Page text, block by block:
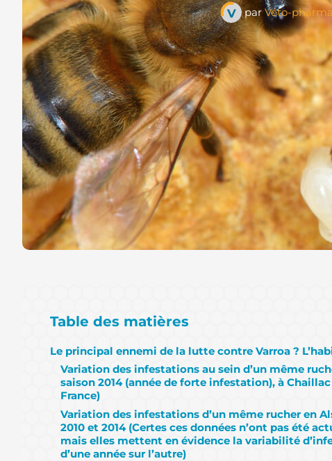
parVéto-pharma
Table des matières
Le principal ennemi de la lutte contre Varroa ?
Variation des infestations au sein d’un même
saison 2014 (année de forte infestation), à
France)
Variation des infestations d’un même rucher en
2010 et 2014 (Certes ces données n’ont pas été
mais elles mettent en évidence la variabilité
d’une année sur l’autre)